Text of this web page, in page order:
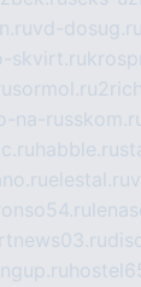
vd-dosug.ru
skvirt.ru
sormol.ru
na-
habble.ru
elestal.ru